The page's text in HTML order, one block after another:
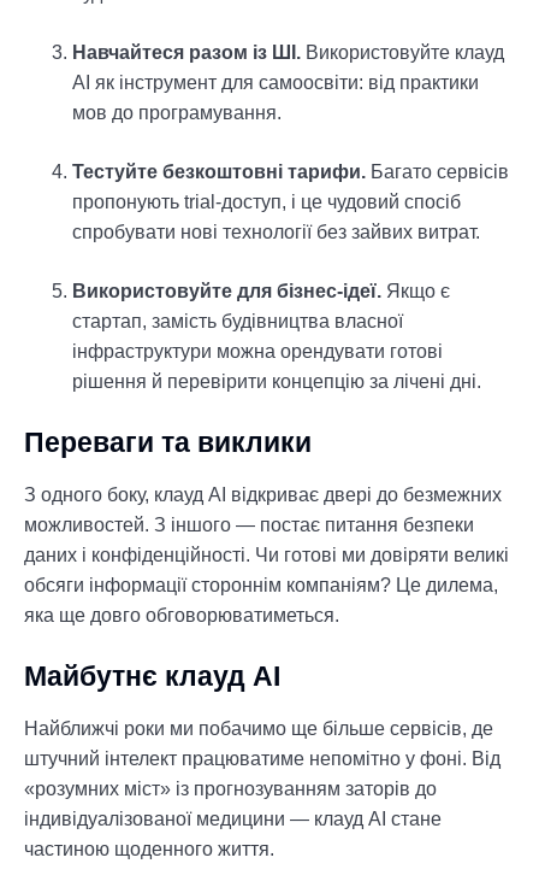
Навчайтеся разом із ШІ. Використовуйте клауд
АІ як інструмент для самоосвіти: від практики
мов до програмування.
Тестуйте безкоштовні тарифи. Багато сервісів
пропонують trial-доступ, і це чудовий спосіб
спробувати нові технології без зайвих витрат.
Використовуйте для бізнес-ідеї. Якщо є
стартап, замість будівництва власної
інфраструктури можна орендувати готові
рішення й перевірити концепцію за лічені дні.
Переваги та виклики
З одного боку, клауд АІ відкриває двері до безмежних
можливостей. З іншого — постає питання безпеки
даних і конфіденційності. Чи готові ми довіряти великі
обсяги інформації стороннім компаніям? Це дилема,
яка ще довго обговорюватиметься.
Майбутнє клауд АІ
Найближчі роки ми побачимо ще більше сервісів, де
штучний інтелект працюватиме непомітно у фоні. Від
«розумних міст» із прогнозуванням заторів до
індивідуалізованої медицини — клауд АІ стане
частиною щоденного життя.